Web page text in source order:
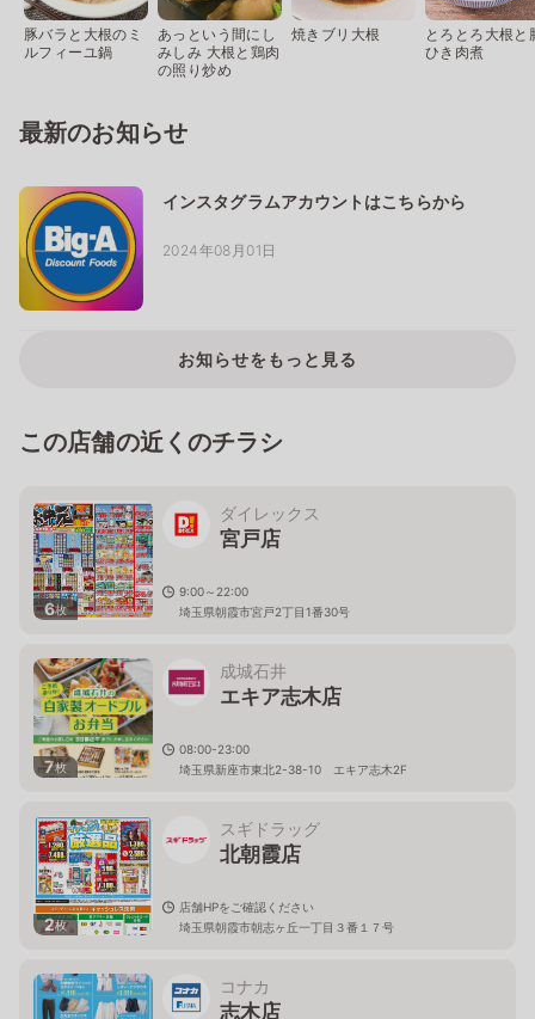
豚バラと大根のミ
ルフィーユ鍋
あっという間にし
みしみ 大根と鶏肉
の照り炒め
焼きブリ大根
とろとろ大根と
ひき肉煮
最新のお知らせ
インスタグラムアカウントはこちらから
2024年08月01日
お知らせをもっと見る
この店舗の近くのチラシ
6枚
ダイレックス
宮戸店
9:00～22:00
埼玉県朝霞市宮戸2丁目1番30号
7枚
成城石井
エキア志木店
08:00-23:00
埼玉県新座市東北2-38-10 エキア志木2F
2枚
スギドラッグ
北朝霞店
店舗HPをご確認ください
埼玉県朝霞市朝志ヶ丘一丁目３番１７号
コナカ
志木店